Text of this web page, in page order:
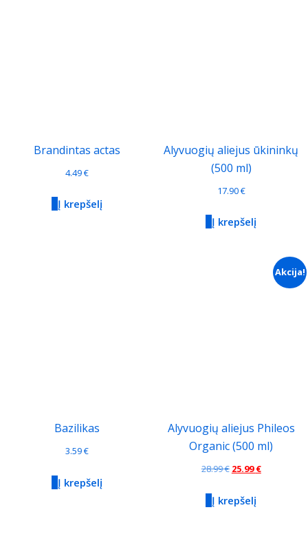
Brandintas actas
4.49€
Į krepšelį
Alyvuogių aliejus ūkininkų
(500 ml)
17.90€
Į krepšelį
Bazilikas
3.59€
Į krepšelį
Akcija!
Alyvuogių aliejus Phileos
Organic (500 ml)
28.99€ Original
was:
25.99€Current
Į krepšelį